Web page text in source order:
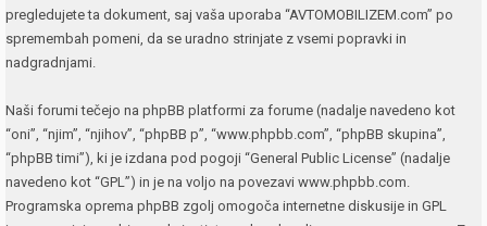
pregledujete ta dokument, saj vaša uporaba “AVTOMOBILIZEM.com” po
spremembah pomeni, da se uradno strinjate z vsemi popravki in
nadgradnjami.
Naši forumi tečejo na phpBB platformi za forume (nadalje navedeno kot
“oni”, “njim”, “njihov”, “phpBB p”, “www.phpbb.com”, “phpBB skupina”,
“phpBB timi”), ki je izdana pod pogoji “General Public License” (nadalje
navedeno kot “GPL”) in je na voljo na povezavi www.phpbb.com.
Programska oprema phpBB zgolj omogoča internetne diskusije in GPL